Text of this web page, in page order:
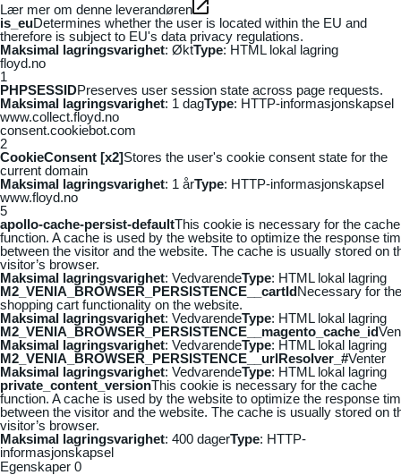
Lær mer om denne leverandøren
is_euDetermines whether the user is located within the EU and
therefore is subject to EU's data privacy regulations.
Maksimal lagringsvarighet: ØktType: HTML lokal lagring
floyd.no
1
PHPSESSIDPreserves user session state across page requests.
Maksimal lagringsvarighet: 1 dagType: HTTP-informasjonskapsel
www.collect.floyd.no
consent.cookiebot.com
2
CookieConsent [x2]Stores the user's cookie consent state for the
current domain
Maksimal lagringsvarighet: 1 årType: HTTP-informasjonskapsel
www.floyd.no
5
apollo-cache-persist-defaultThis cookie is necessary for the cache
function. A cache is used by the website to optimize the response
between the visitor and the website. The cache is usually stored on
visitor’s browser.
Maksimal lagringsvarighet: VedvarendeType: HTML lokal lagring
M2_VENIA_BROWSER_PERSISTENCE__cartIdNecessary for the
shopping cart functionality on the website.
Maksimal lagringsvarighet: VedvarendeType: HTML lokal lagring
M2_VENIA_BROWSER_PERSISTENCE__magento_cache_id
Maksimal lagringsvarighet: VedvarendeType: HTML lokal lagring
M2_VENIA_BROWSER_PERSISTENCE__urlResolver_#Venter
Maksimal lagringsvarighet: VedvarendeType: HTML lokal lagring
private_content_versionThis cookie is necessary for the cache
function. A cache is used by the website to optimize the response
between the visitor and the website. The cache is usually stored on
visitor’s browser.
Maksimal lagringsvarighet: 400 dagerType: HTTP-
informasjonskapsel
Egenskaper 0